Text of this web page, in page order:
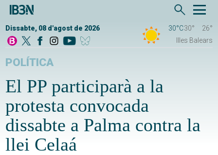
Dissabte, 08 d'agost de 2026 30°C30°
26°
Illes Balears
POLÍTICA
El PP participarà a la
protesta convocada
dissabte a Palma contra la
llei Celaá